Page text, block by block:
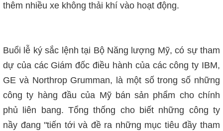
thêm nhiều xe không thải khí vào hoạt động.
Buổi lễ ký sắc lệnh tại Bộ Năng lượng Mỹ, có sự tham
dự của các Giám đốc điều hành của các công ty IBM,
GE và Northrop Grumman, là một số trong số những
công ty hàng đầu của Mỹ bán sản phẩm cho chính
phủ liên bang. Tổng thống cho biết những công ty
nầy đang"tiến tới và đề ra những mục tiêu đầy tham